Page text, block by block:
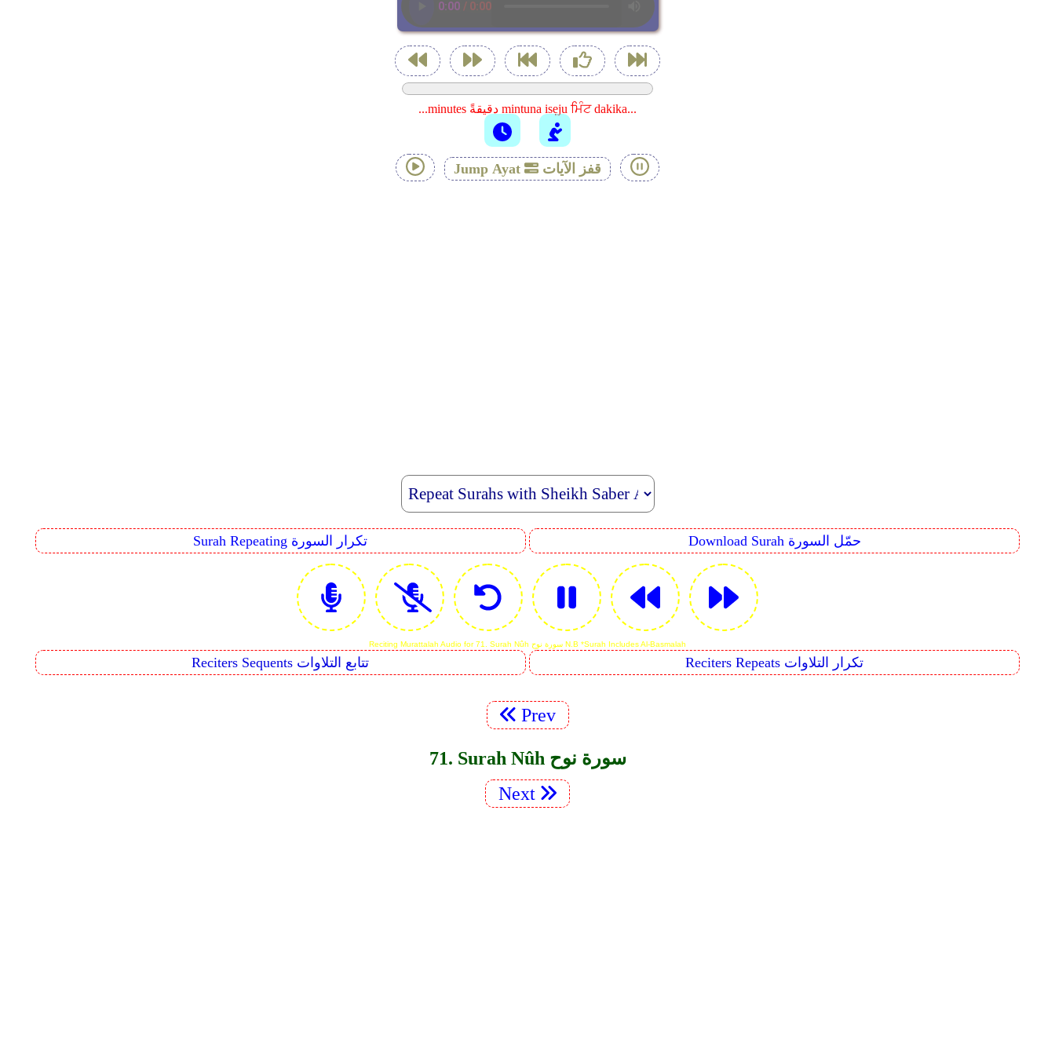
...minutes دقيقةً mintuna isẹju ਮਿੰਟ dakika...
Jump Ayat قفز الآيات
Surah Repeating تكرار السورة Download Surah حمّل السورة
Reciting Murattalah Audio for 71. Surah Nûh سورة نوح N.B *Surah Includes Al-Basmalah
Reciters Sequents تتابع التلاوات Reciters Repeats تكرار التلاوات
Prev
71. Surah Nûh سورة نوح
Next